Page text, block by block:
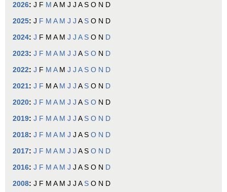
2026: J F M A M J J A S O N D
2025: J F M A M J J A S O N D
2024: J F M A M J J A S O N D
2023: J F M A M J J A S O N D
2022: J F M A M J J A S O N D
2021: J F M A M J J A S O N D
2020: J F M A M J J A S O N D
2019: J F M A M J J A S O N D
2018: J F M A M J J A S O N D
2017: J F M A M J J A S O N D
2016: J F M A M J J A S O N D
2008: J F M A M J J A S O N D